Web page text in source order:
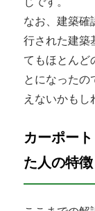
なお、建築確
行された建築
てもほとんど
とになった
えないかもし
カーポー
た人の特